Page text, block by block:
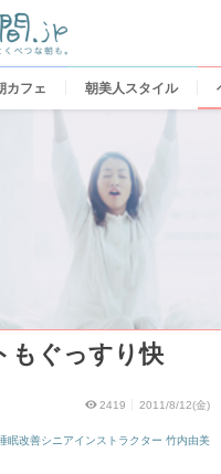
カフェ 朝美人スタイル
もぐっすり快
2419 2011/8/12(金)
眠改善シニアインストラクター 竹内由美